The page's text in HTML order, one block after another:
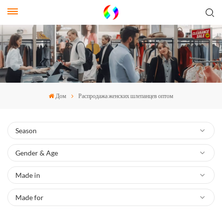
Дом Распродажа женских шлепанцев оптом